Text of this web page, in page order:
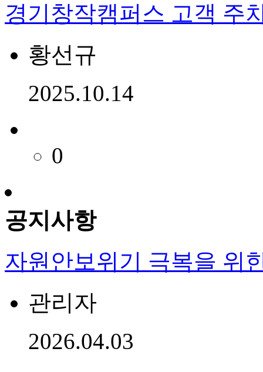
경기창작캠퍼스 고객 주
황선규
2025.10.14
0
공지사항
자원안보위기 극복을 위
관리자
2026.04.03